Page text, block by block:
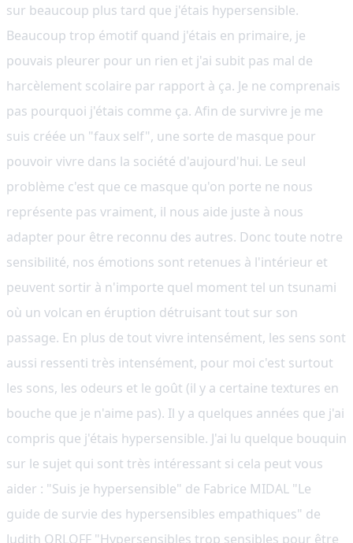
sur beaucoup plus tard que j'étais hypersensible.
Beaucoup trop émotif quand j'étais en primaire, je
pouvais pleurer pour un rien et j'ai subit pas mal de
harcèlement scolaire par rapport à ça. Je ne comprenais
pas pourquoi j'étais comme ça. Afin de survivre je me
suis créée un "faux self", une sorte de masque pour
pouvoir vivre dans la société d'aujourd'hui. Le seul
problème c'est que ce masque qu'on porte ne nous
représente pas vraiment, il nous aide juste à nous
adapter pour être reconnu des autres. Donc toute notre
sensibilité, nos émotions sont retenues à l'intérieur et
peuvent sortir à n'importe quel moment tel un tsunami
où un volcan en éruption détruisant tout sur son
passage. En plus de tout vivre intensément, les sens sont
aussi ressenti très intensément, pour moi c'est surtout
les sons, les odeurs et le goût (il y a certaine textures en
bouche que je n'aime pas). Il y a quelques années que j'ai
compris que j'étais hypersensible. J'ai lu quelque bouquin
sur le sujet qui sont très intéressant si cela peut vous
aider : "Suis je hypersensible" de Fabrice MIDAL "Le
guide de survie des hypersensibles empathiques" de
Judith ORLOFF "Hypersensibles trop sensibles pour être